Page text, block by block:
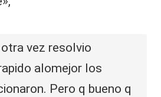
vez resolvio
alomejor los
Pero q bueno q